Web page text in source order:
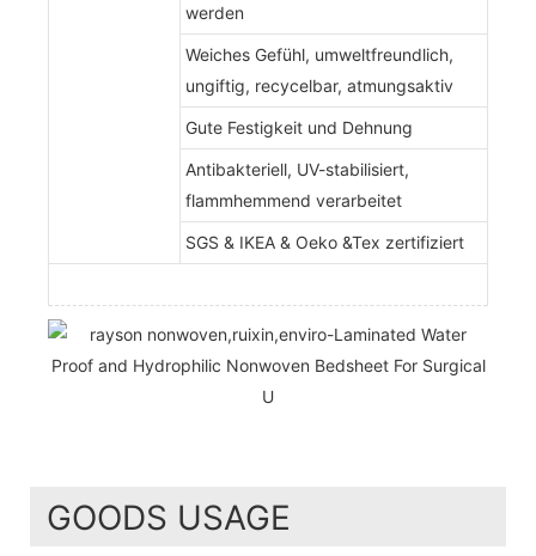
werden
Weiches Gefühl, umweltfreundlich,
ungiftig, recycelbar, atmungsaktiv
Gute Festigkeit und Dehnung
Antibakteriell, UV-stabilisiert,
flammhemmend verarbeitet
SGS & IKEA & Oeko &Tex zertifiziert
GOODS USAGE